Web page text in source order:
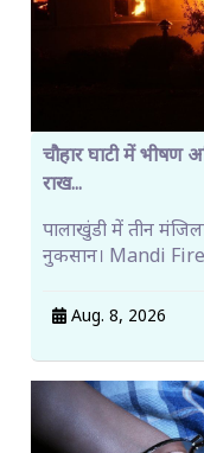
चौहार घाटी में भीषण
राख...
पालाखुंडी में तीन
नुकसान। Mandi
Aug. 8, 2026